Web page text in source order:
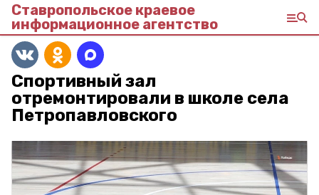
Ставропольское краевое
информационное агентство
Спортивный зал
отремонтировали в школе села
Петропавловского